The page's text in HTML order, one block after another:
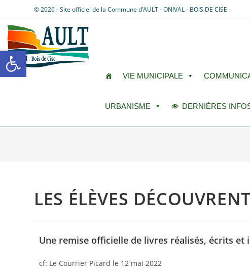
Ouvrir la barre d’outils
© 2026 - Site officiel de la Commune d’AULT - ONIVAL - BOIS DE CISE
VIE MUNICIPALE
URBANISME DERNIÈRES
LES ÉLÈVES
Une remise officielle de livres réalisés, écrits et
cf: Le Courrier Picard le 12 mai 2022